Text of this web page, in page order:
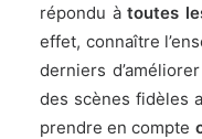
répondu àtoutes
effet, connaître
derniers
des scènes fidèles
prendre en compte